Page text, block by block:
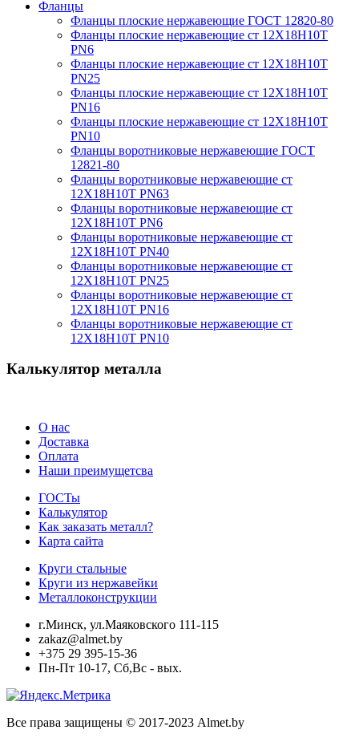
Фланцы
Фланцы плоские нержавеющие ГОСТ 12820-80
Фланцы плоские нержавеющие ст 12Х18Н10Т
PN6
Фланцы плоские нержавеющие ст 12Х18Н10Т
PN25
Фланцы плоские нержавеющие ст 12Х18Н10Т
PN16
Фланцы плоские нержавеющие ст 12Х18Н10Т
PN10
Фланцы воротниковые нержавеющие ГОСТ
12821-80
Фланцы воротниковые нержавеющие ст
12Х18Н10Т PN63
Фланцы воротниковые нержавеющие ст
12Х18Н10Т PN6
Фланцы воротниковые нержавеющие ст
12Х18Н10Т PN40
Фланцы воротниковые нержавеющие ст
12Х18Н10Т PN25
Фланцы воротниковые нержавеющие ст
12Х18Н10Т PN16
Фланцы воротниковые нержавеющие ст
12Х18Н10Т PN10
Калькулятор металла
О нас
Доставка
Оплата
Наши преимущетсва
ГОСТы
Калькулятор
Как заказать металл?
Карта сайта
Круги стальные
Круги из нержавейки
Металлоконструкции
г.Минск, ул.Маяковского 111-115
zakaz@almet.by
+375 29 395-15-36
Пн-Пт 10-17, Сб,Вс - вых.
Все права защищены © 2017-2023 Almet.by